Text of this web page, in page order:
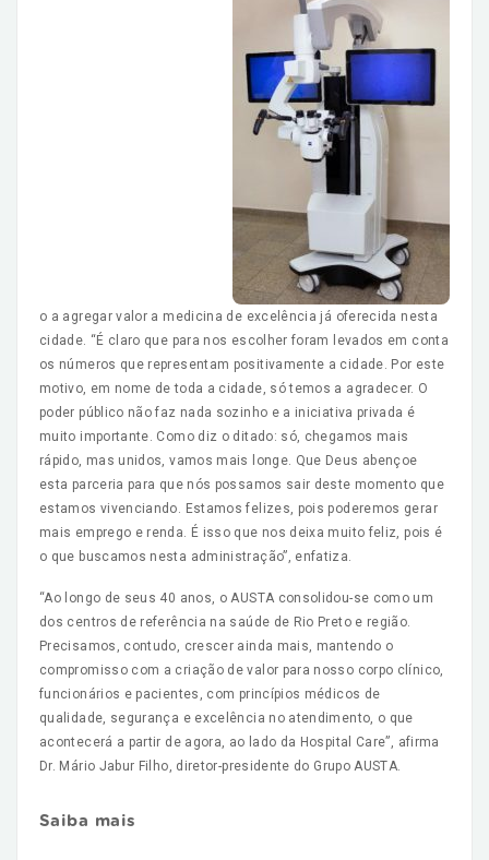
o a agregar valor a medicina de excelência já oferecida nesta
cidade. “É claro que para nos escolher foram levados em conta
os números que representam positivamente a cidade. Por este
motivo, em nome de toda a cidade, só temos a agradecer. O
poder público não faz nada sozinho e a iniciativa privada é
muito importante. Como diz o ditado: só, chegamos mais
rápido, mas unidos, vamos mais longe. Que Deus abençoe
esta parceria para que nós possamos sair deste momento que
estamos vivenciando. Estamos felizes, pois poderemos gerar
mais emprego e renda. É isso que nos deixa muito feliz, pois é
o que buscamos nesta administração”, enfatiza.
“Ao longo de seus 40 anos, o AUSTA consolidou-se como um
dos centros de referência na saúde de Rio Preto e região.
Precisamos, contudo, crescer ainda mais, mantendo o
compromisso com a criação de valor para nosso corpo clínico,
funcionários e pacientes, com princípios médicos de
qualidade, segurança e excelência no atendimento, o que
acontecerá a partir de agora, ao lado da Hospital Care”, afirma
Dr. Mário Jabur Filho, diretor-presidente do Grupo AUSTA.
Saiba mais